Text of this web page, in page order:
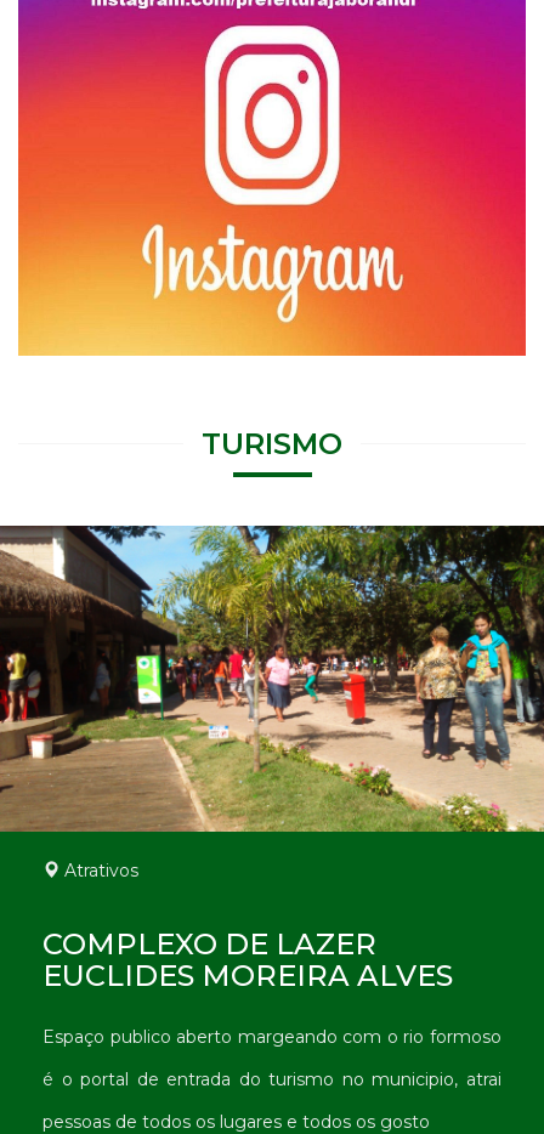
TURISMO
Atrativos
COMPLEXO DE LAZER
EUCLIDES MOREIRA ALVES
Espaço publico aberto margeando com o rio formoso
é o portal de entrada do turismo no municipio, atrai
pessoas de todos os lugares e todos os gosto